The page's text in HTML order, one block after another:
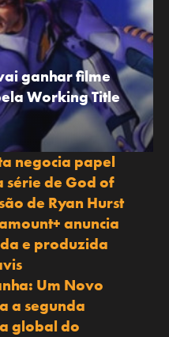
ganhar filme
Working Title
negocia papel
série de God of
de Ryan Hurst
anuncia
e produzida
Um Novo
a segunda
global do